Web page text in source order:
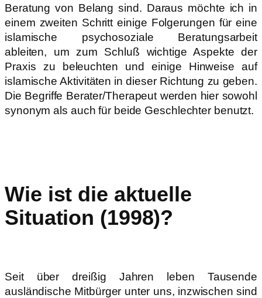
Beratung von Belang sind. Daraus möchte ich in
einem zweiten Schritt einige Folgerungen für eine
islamische psychosoziale Beratungsarbeit
ableiten, um zum Schluß wichtige Aspekte der
Praxis zu beleuchten und einige Hinweise auf
islamische Aktivitäten in dieser Richtung zu geben.
Die Begriffe Berater/Therapeut werden hier sowohl
synonym als auch für beide Geschlechter benutzt.
Wie ist die aktuelle
Situation (1998)?
Seit über dreißig Jahren leben Tausende
ausländische Mitbürger unter uns, inzwischen sind